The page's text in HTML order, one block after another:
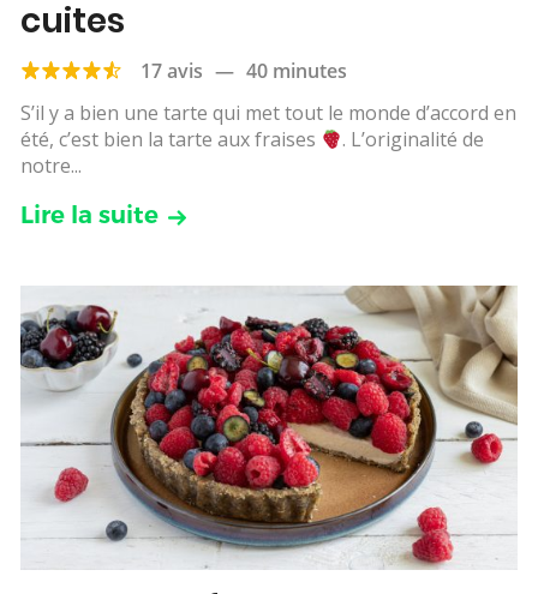
cuites
17 avis — 40 minutes
S’il y a bien une tarte qui met tout le monde d’accord en
été, c’est bien la tarte aux fraises
. L’originalité de
notre...
Lire la suite